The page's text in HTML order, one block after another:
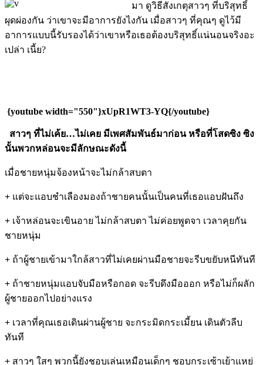
มา ดูวิธีสังเกตุสาวๆ ที่บริสุทธิ์
ผุดผ่องกัน ว่าเขาจะมีอาการยังไงกัน เมื่อสาวๆ ที่คุณๆ ดูไว้มี
อาการแบบนี้รับรองได้ว่าเขาหรือเธอต้องบริสุทธิ์แน่นอนจริงอะ
เปล่า เนี้ย?
{youtube width="550"}xUpR1WT3-YQ{/youtube}
สาวๆ ที่ไม่เค้ย…ไม่เคย มีเพศสัมพันธ์มาก่อน หรือที่โสดซิง ซิง
นั้นพวกหล่อนจะมีลักษณะดังนี้
เมื่อชายหนุ่มจ้องหน้าจะไม่กล้าสบตา
+ แต่จะแอบชำเลืองมองถ้าชายคนนั้นเป็นคนที่เธอแอบฝันถึง
+ เจ้าหล่อนจะเขินอาย ไม่กล้าสบตา ไม่ค่อยพูดจา เวลาคุยกัน
ชายหนุ่ม
+ ถ้าผู้ชายเข้ามาใกล้สาวที่ไม่เคยผ่านมือชายจะรีบขยับหนีทันที
+ ถ้าชายหนุ่มแอบจับมือหรือกอด จะรีบดึงมือออก หรือไม่ก็ผลัก
ผู้ชายออกไปอย่างแรง
+ เวลาที่คุณเธอเดินผ่านผู้ชาย จะกระมิดกระเมี้ยน เดินตัวลีบ
ทันที
+ สาวๆ ใสๆ พวกนี้ยังชอบเล่นเหมือนเด็กๆ ชอบกระเซ้าเย้าแหย่